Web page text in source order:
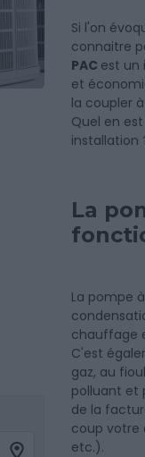
Si l'on
connaitre
PAC est un
et
la coupler
Quel en
installation
La
La pompe
chauffage
C'est
gaz, au
polluant et
de la
coup votre
etc.).